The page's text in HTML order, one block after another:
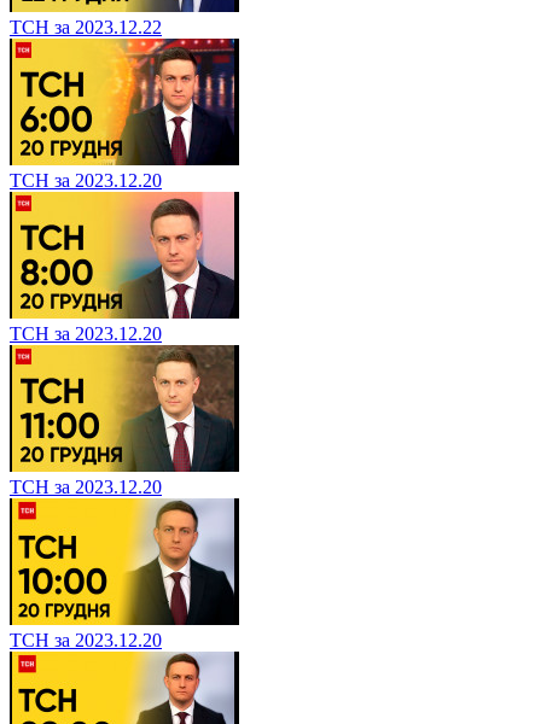
ТСН за 2023.12.22
ТСН за 2023.12.20
ТСН за 2023.12.20
ТСН за 2023.12.20
ТСН за 2023.12.20